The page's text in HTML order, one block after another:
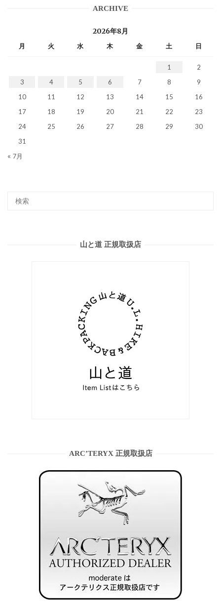
ARCHIVE
2026年8月
月 火 水 木 金 土 日
1
2
3
4 5 6 7 8
9
10
11 12 13 14 15
16
17
18 19 20 21 22
23
24
25 26 27 28 29
30
31
« 7月
山と道 正規取扱店
ARC’TERYX 正規取扱店